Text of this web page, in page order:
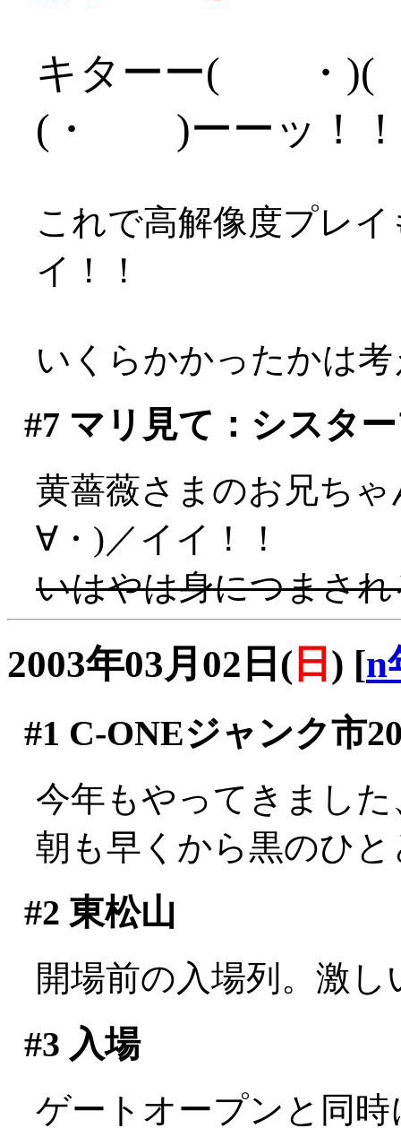
キターー( ・)(
(・ )ーーッ！！
これで高解像度プレ
イ！！
いくらかかったかは
#7 マリ見て：シスタ
黄薔薇さまのお兄ち
∀・)／イイ！！
いはやは身につまさ
2003年03月02日( 日 ) [n
#1 C-ONEジャンク市
今年もやってきまし
朝も早くから黒のひ
#2 東松山
開場前の入場列。激
#3 入場
ゲートオープンと同